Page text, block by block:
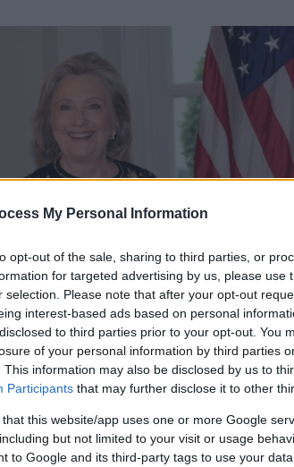
My Personal Information
opt-out of the sale, sharing to third parties, or
for targeted advertising by us, please use
selection. Please note that after your opt-out
interest-based ads based on personal
to third parties prior to your opt-out. You
of your personal information by third parties
This information may also be disclosed by us to
Participants that may further disclose it to other
that this website/app uses one or more Google
but not limited to your visit or usage
to Google and its third-party tags to use your